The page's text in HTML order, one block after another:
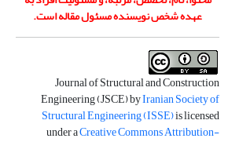
عهده شخص نویسنده مسئول مقاله است.
Journal of Structural and Construction
Engineering (JSCE) byIranian Society of
Structural Engineering (ISSE)is licensed
under aCreative Commons Attribution-